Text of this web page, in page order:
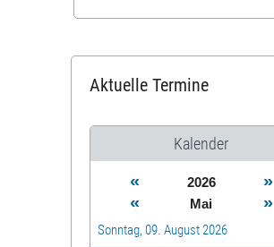
Aktuelle Termine
Kalender
« 2026
»
«
Mai »
Sonntag, 09. August 2026